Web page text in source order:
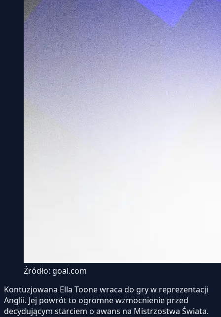
Źródło: goal.com
Kontuzjowana Ella Toone wraca do gry w reprezentacji
Anglii. Jej powrót to ogromne wzmocnienie przed
decydującym starciem o awans na Mistrzostwa Świata.